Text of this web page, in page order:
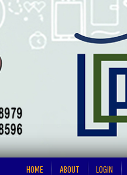
HOME ABOUT LOGIN